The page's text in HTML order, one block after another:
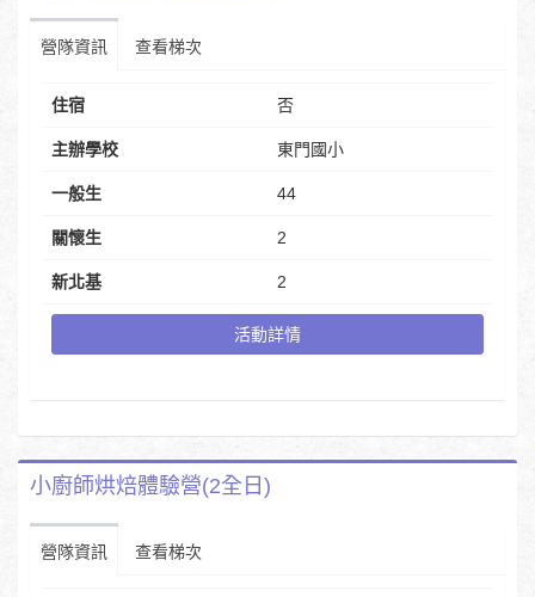
營隊資訊 查看梯次
住宿 否
主辦學校 東門國小
一般生 44
關懷生 2
新北基 2
活動詳情
小廚師烘焙體驗營(2全日)
營隊資訊 查看梯次